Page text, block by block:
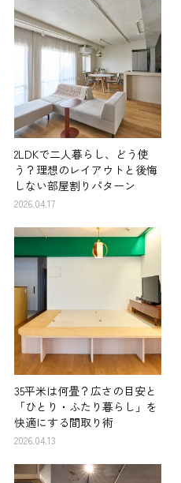
2LDKで二人暮らし、どう使
う？理想のレイアウトと後悔
しない部屋割りパターン
2026.04.17
35平米は何畳？広さの目安と
「ひとり・ふたり暮らし」を
快適にする間取り術
2026.04.13